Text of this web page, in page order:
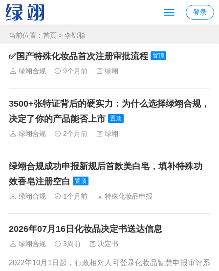
登录
当前位置： 首页 > 李锦聪
✅国产特殊化妆品首次注册审批流程 置顶
绿翊合规 9个月前 绿翊
3500+张特证背后的硬实力：为什么选择绿翊合规，
决定了你的产品能否上市
置顶
绿翊合规 2个月前 绿翊
绿翊合规成功申报新规后首款美白皂，填补特殊功
效香皂注册空白
置顶
绿翊合规 1个月前 特殊化妆品申报
2026年07月16日化妆品决定书送达信息
绿翊合规 3周前 决定书
2022年10月1日起，行政相对人可登录化妆品智慧申报审评系